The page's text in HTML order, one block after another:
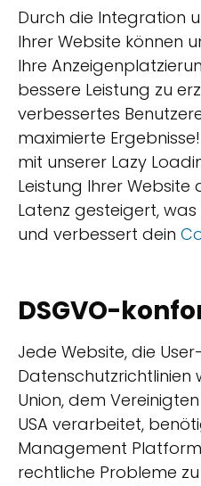
Durch die Integration
Ihrer Website können
Ihre
bessere Leistung zu
verbessertes
maximierte
mit unserer Lazy
Leistung Ihrer
Latenz gesteigert, was
und verbessert dein
DSGVO-
Jede Website, die
Datenschutzrichtlinien
Union, dem
USA verarbeitet,
Management
rechtliche Probleme